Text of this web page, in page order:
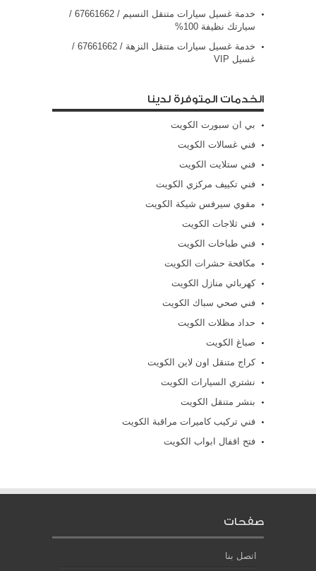
خدمة غسيل سيارات متنقل النسيم / 67661662 /
سيارتك نظيفة 100%
خدمة غسيل سيارات متنقل النزهة / 67661662 /
غسيل VIP
الخدمات المتوفرة لدينا
بي ان سبورت الكويت
فني غسالات الكويت
فني ستلايت الكويت
فني تكييف مركزي الكويت
مقوي سيرفس شيكة الكويت
فني ثلاجات الكويت
فني طباخات الكويت
مكافحة حشرات الكويت
كهربائي منازل الكويت
فني صحي سباك الكويت
حداد مظلات الكويت
صباغ الكويت
كراج متنقل اون لاين الكويت
نشتري السيارات الكويت
بنشر متنقل الكويت
فني تركيب كاميرات مراقبة الكويت
فتح اقفال ابواب الكويت
صفحات
اتصل بنا